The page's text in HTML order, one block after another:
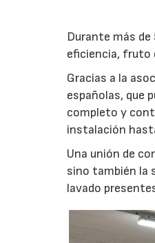
Durante más
eficiencia, fruto
Gracias a la
españolas, que
completo y
instalación
Una unión de
sino también la
lavado